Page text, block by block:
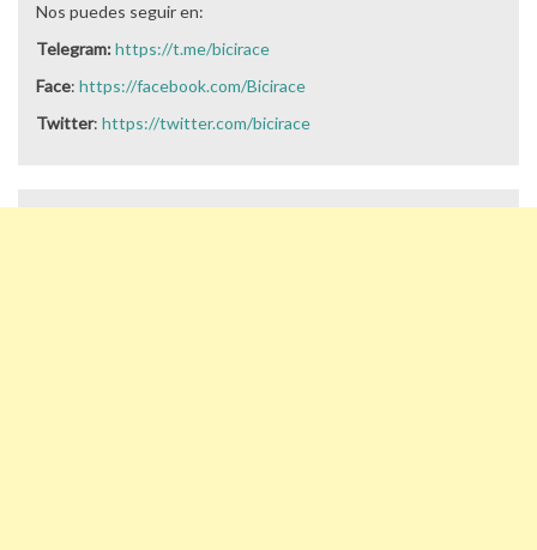
Nos puedes seguir en:
Telegram:https://t.me/bicirace
Face: https://facebook.com/Bicirace
Twitter: https://twitter.com/bicirace